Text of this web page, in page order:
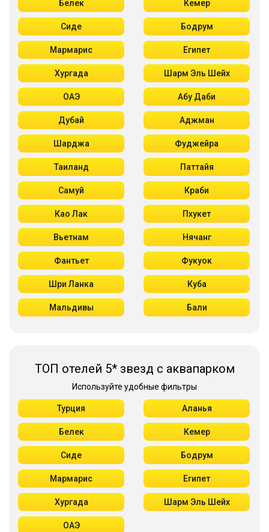
Белек Кемер
Сиде Бодрум
Мармарис Египет
Хургада Шарм Эль Шейх
ОАЭ Абу Даби
Дубай Аджман
Шарджа Фуджейра
Таиланд Паттайя
Самуй Краби
Као Лак Пхукет
Вьетнам Нячанг
Фантьет Фукуок
Шри Ланка Куба
Мальдивы Бали
ТОП отелей 5* звезд с аквапарком
Используйте удобные фильтры
Турция Аланья
Белек Кемер
Сиде Бодрум
Мармарис Египет
Хургада Шарм Эль Шейх
ОАЭ